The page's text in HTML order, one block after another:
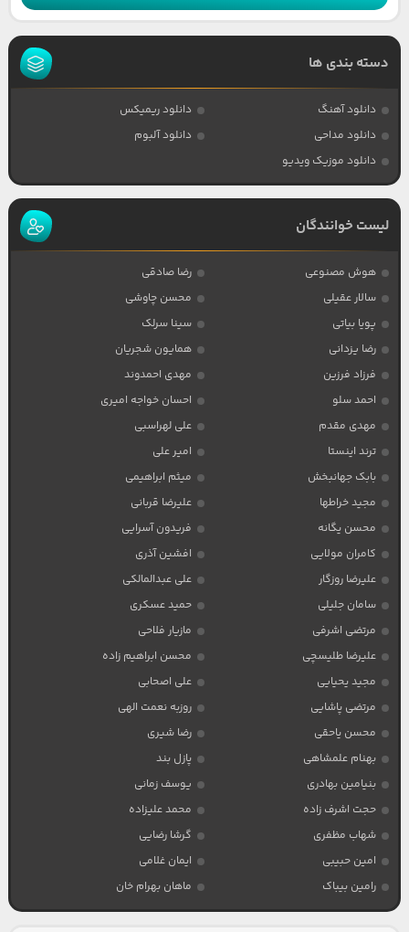
دسته بندی ها
دانلود آهنگ
دانلود ریمیکس
دانلود مداحی
دانلود آلبوم
دانلود موزیک ویدیو
لیست خوانندگان
هوش مصنوعی
رضا صادقی
سالار عقیلی
محسن چاوشی
پویا بیاتی
سینا سرلک
رضا یزدانی
همایون شجریان
فرزاد فرزین
مهدی احمدوند
احمد سلو
احسان خواجه امیری
مهدی مقدم
علی لهراسبی
ترند اینستا
امیر علی
بابک جهانبخش
میثم ابراهیمی
مجید خراطها
علیرضا قربانی
محسن یگانه
فریدون آسرایی
کامران مولایی
افشین آذری
علیرضا روزگار
علی عبدالمالکی
سامان جلیلی
حمید عسکری
مرتضی اشرفی
مازیار فلاحی
علیرضا طلیسچی
محسن ابراهیم زاده
مجید یحیایی
علی اصحابی
مرتضی پاشایی
روزبه نعمت الهی
محسن یاحقی
رضا شیری
بهنام علمشاهی
پازل بند
بنیامین بهادری
یوسف زمانی
حجت اشرف زاده
محمد علیزاده
شهاب مظفری
گرشا رضایی
امین حبیبی
ایمان غلامی
رامین بیباک
ماهان بهرام خان